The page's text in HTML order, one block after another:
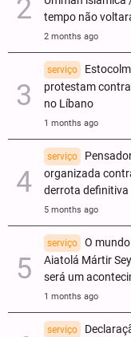
tempo não
2 months ago
serviço
protestam contra
no Líbano
1 months ago
serviço
organizada
derrota definitiva
5 months ago
serviço
O
Aiatolá Mártir
será um
1 months ago
serviço